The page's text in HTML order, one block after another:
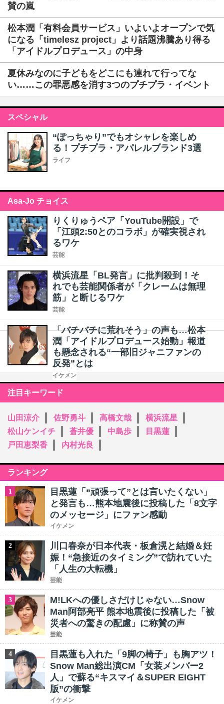
賛の嵐
松本潤「有料会員サービス」いよいよオープンで気
になる「timelesz project」より話題沸騰あり得る
「アイドルプロデュース」の中身
夏休みなのに子どもをどこにも連れて行ってな
い……この罪悪感を消す3つのプチプラ・イベント
スペシャル
“ぽっちゃり”でもオシャレを楽しめ
る！プチプラ・アパレルブランド3選
ライフ
Asa-Jo チョイス
りくりゅうペア「YouTube開設」で
「江頭2:50とのコラボ」が確実視され
るワケ
芸能
横浜流星「BL発言」に批判殺到！そ
れでも芸能関係者が「クレームは無理
筋」と断じるワケ
芸能
「バチバチに荒れそう」の声も…松本
潤「アイドルプロデュース始動」報道
も懸念される“一部旧ジャニファンの
反発”とは
イケメン
注目キーワード
山田涼介 佐野勇斗 高橋文哉
横浜流星
松山ケンイチ
蒼井優 中島歩
目黒蓮
戸田恵梨香
内村光良
ランキング
1
目黒蓮「“頑張って”とは言いたくない」
と発言も…熊本地震後に投稿した「8文字
のメッセージ」にファン感動
イケメン
2
川口春奈が日本代表・板倉滉と結婚＆妊
娠！“急接近のタイミング”で訪れていた
「人生の大転機」
芸能
3
M!LKへの優しさだけじゃない…Snow
Man阿部亮平 熊本地震後に投稿した「被
災者への驚きの配慮」に称賛の声
芸能
4
目黒蓮も入れた「9脚の椅子」も胸アツ！
Snow Man総出演CM「女装メンバー2
人」で蘇る“キスマイ＆SUPER EIGHT
版”の衝撃
イケメン